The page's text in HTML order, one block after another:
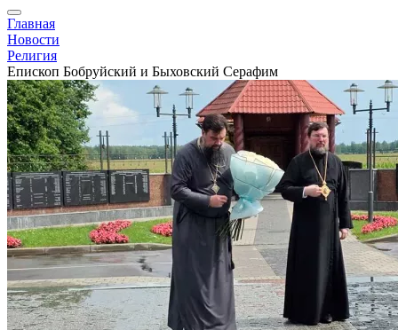
Главная
Новости
Религия
Епископ Бобруйский и Быховский Серафим